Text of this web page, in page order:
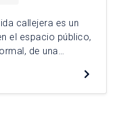
callejera es un
el espacio público,
de una
esta práctica
táctica o